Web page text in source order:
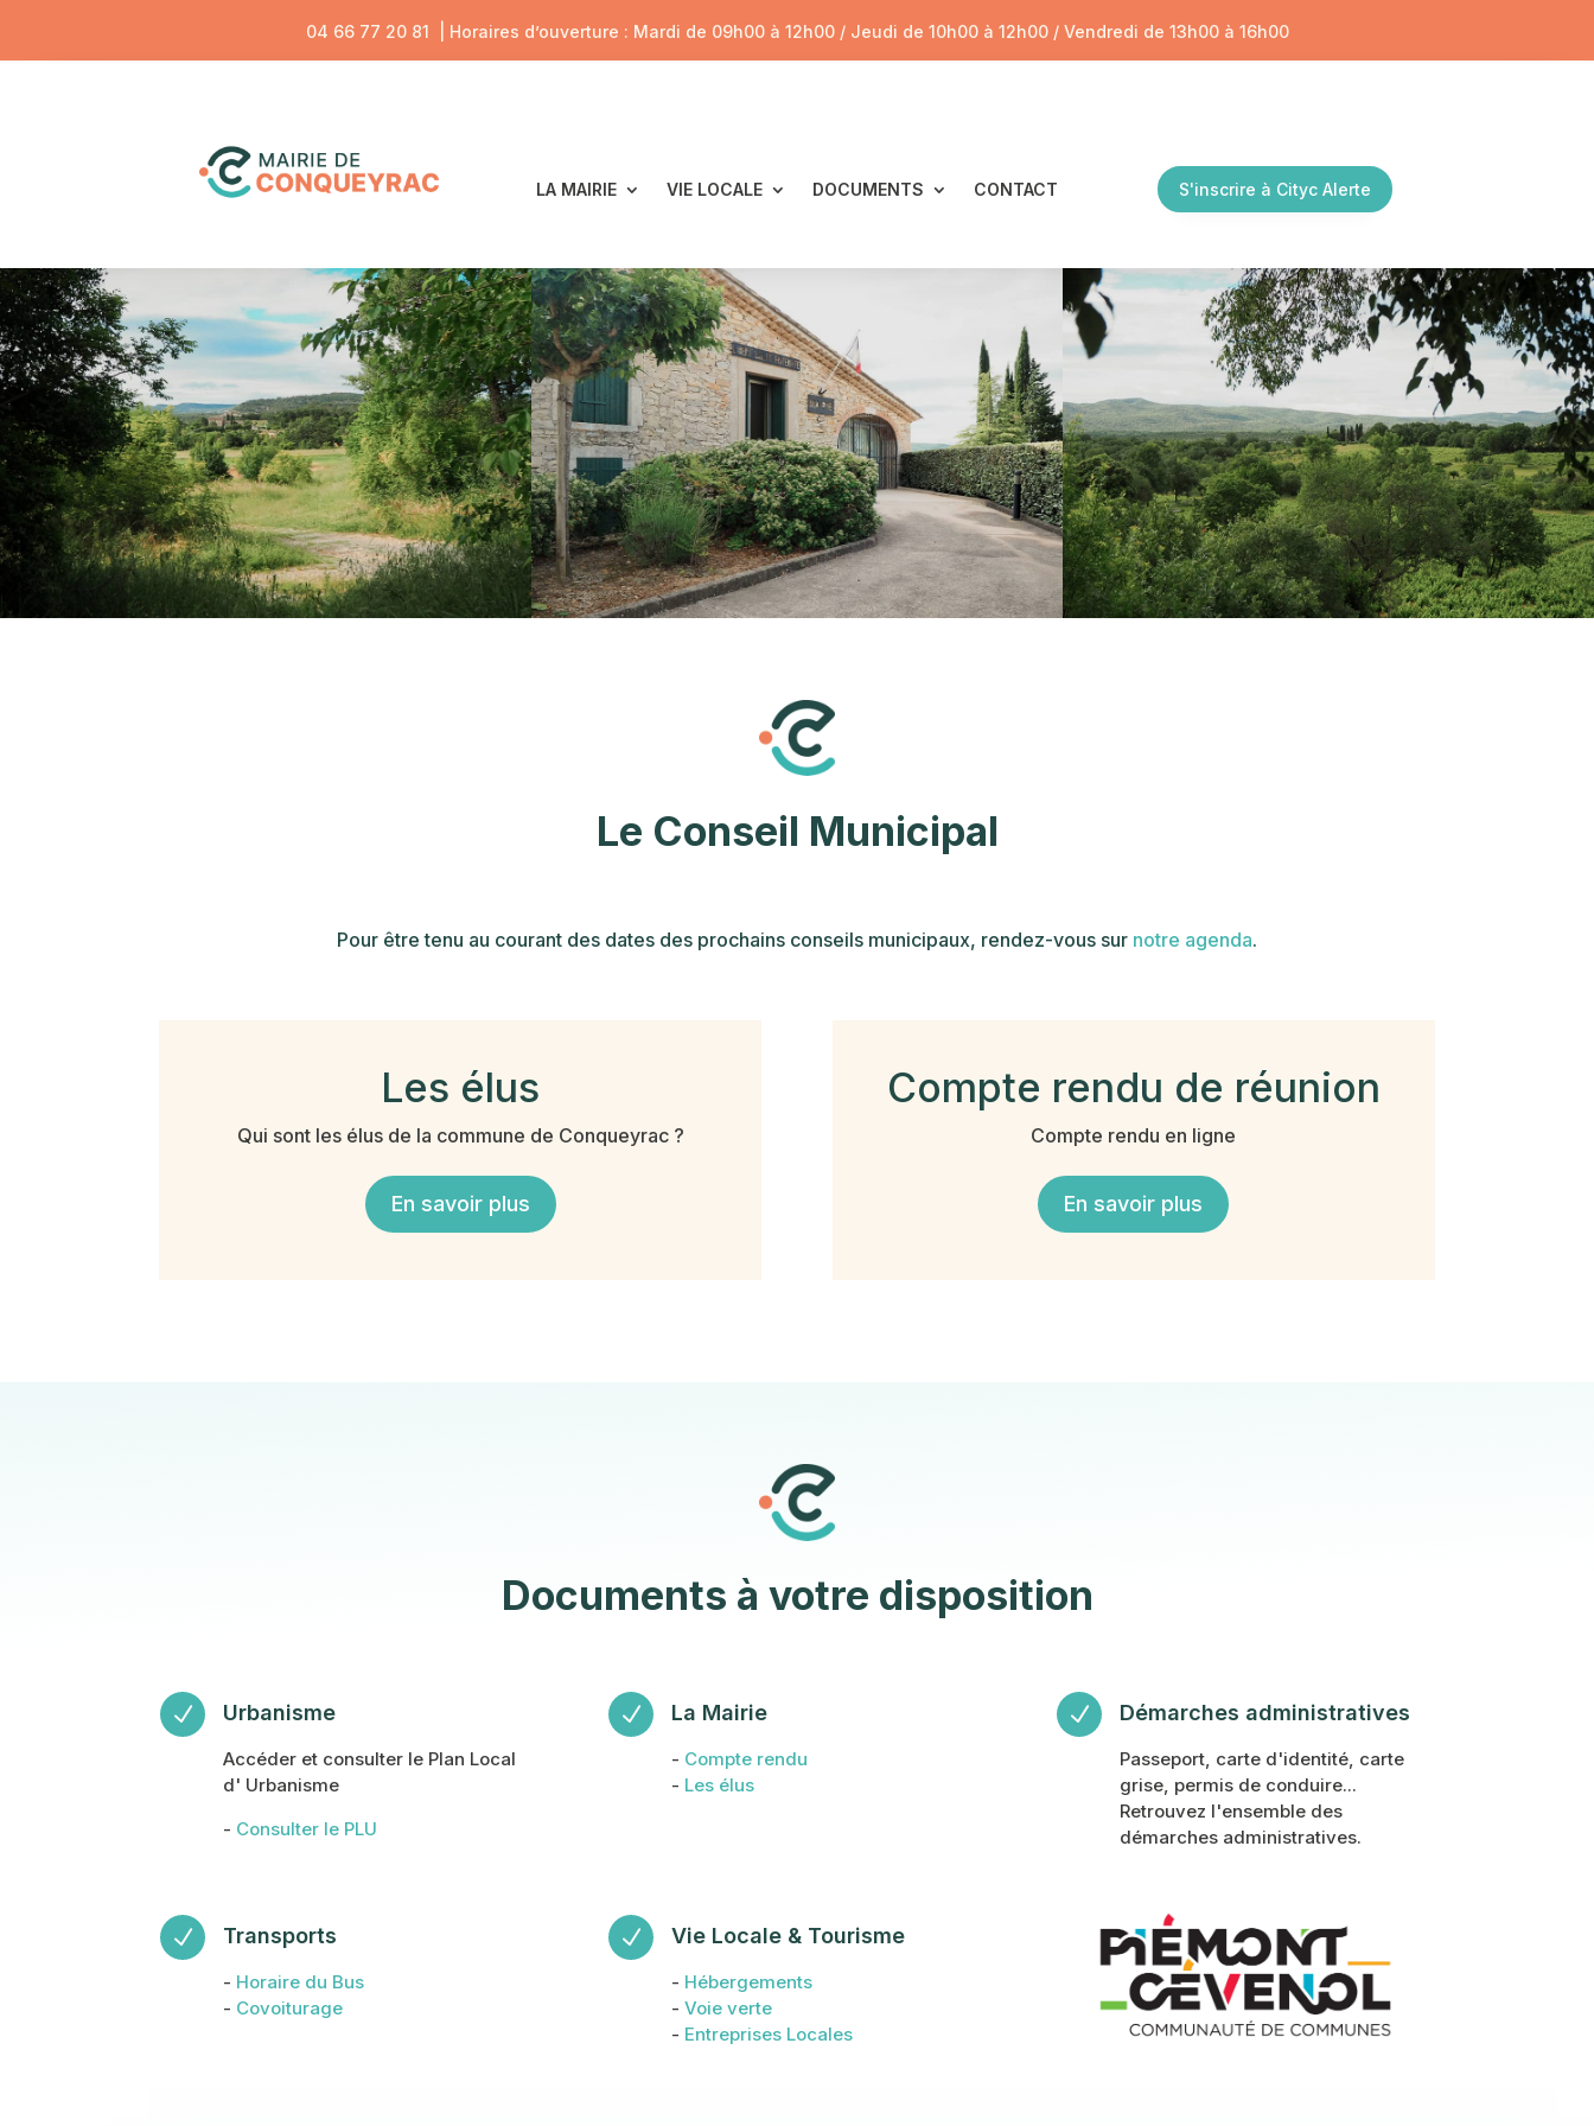
04 66 77 20 81 | Horaires d’ouverture : Mardi de 09h00 à 12h00 / Jeudi de 10h00 à 12h00 / Vendredi de 13h00 à 16h00
LA MAIRIE VIE LOCALE DOCUMENTS CONTACT S'inscrire à Cityc Alerte
Le Conseil Municipal
Pour être tenu au courant des dates des prochains conseils municipaux, rendez-vous sur notre agenda.
Les élus
Qui sont les élus de la commune de Conqueyrac ?
En savoir plus
Compte rendu de réunion
Compte rendu en ligne
En savoir plus
Documents à votre disposition
N Urbanisme
Accéder et consulter le Plan Local
d' Urbanisme
- Consulter le PLU
N La Mairie
- Compte rendu
- Les élus
N Démarches administratives
Passeport, carte d'identité, carte
grise, permis de conduire...
Retrouvez l'ensemble des
démarches administratives.
N Transports
- Horaire du Bus
- Covoiturage
N Vie Locale & Tourisme
- Hébergements
- Voie verte
- Entreprises Locales